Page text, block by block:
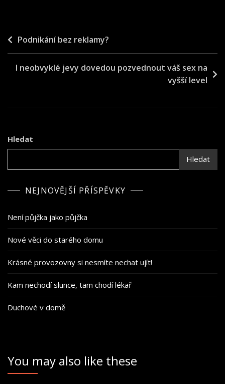
Navigace
pro
příspěvek
Podnikání bez reklamy?
I neobvyklé jevy dovedou pozvednout váš sex na
vyšší level
Hledat
Hledat
NEJNOVĚJŠÍ PŘÍSPĚVKY
Není půjčka jako půjčka
Nové věci do starého domu
Krásné provozovny si nesmíte nechat ujít!
Kam nechodí slunce, tam chodí lékař
Duchové v domě
You may also like these